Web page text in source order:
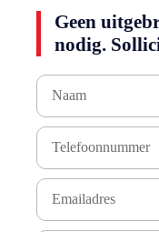
Geen
nodig.